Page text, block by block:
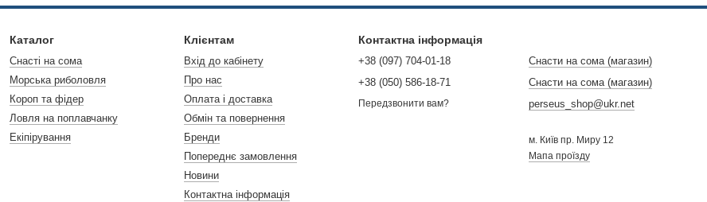
Каталог
Снасті на сома
Морська риболовля
Короп та фідер
Ловля на поплавчанку
Екіпірування
Клієнтам
Вхід до кабінету
Про нас
Оплата і доставка
Обмін та повернення
Бренди
Попереднє замовлення
Новини
Контактна інформація
Контактна інформація
+38 (097) 704-01-18
+38 (050) 586-18-71
Передзвонити вам?
Снасти на сома (магазин)
Снасти на сома (магазин)
perseus_shop@ukr.net
м. Київ пр. Миру 12
Мапа проїзду